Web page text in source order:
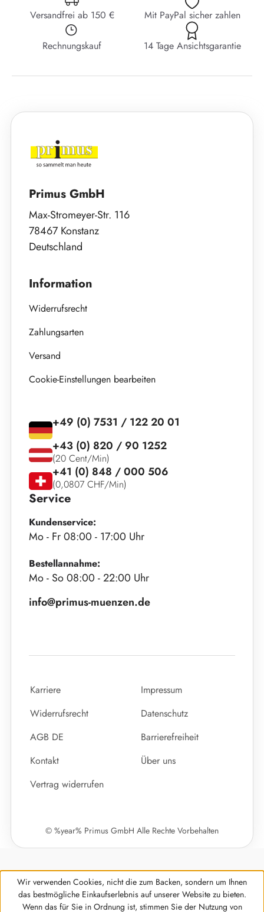
Versandfrei ab 150 € Mit PayPal sicher zahlen
Rechnungskauf 14 Tage Ansichtsgarantie
Primus GmbH
Max-Stromeyer-Str. 116
78467 Konstanz
Deutschland
Information
Widerrufsrecht
Zahlungsarten
Versand
Cookie-Einstellungen bearbeiten
Service
Kundenservice:
Mo - Fr 08:00 - 17:00 Uhr
Bestellannahme:
Mo - So 08:00 - 22:00 Uhr
info@primus-muenzen.de
+49 (0) 7531 / 122 20 01
+43 (0) 820 / 90 1252
(20 Cent/Min)
+41 (0) 848 / 000 506
(0,0807 CHF/Min)
Karriere
Impressum
Widerrufsrecht
Datenschutz
AGB DE
Barrierefreiheit
Kontakt
Über uns
Vertrag widerrufen
© %year% Primus GmbH Alle Rechte Vorbehalten
Wir verwenden Cookies, nicht die zum Backen, sondern um Ihnen
das bestmögliche Einkaufserlebnis auf unserer Website zu bieten.
Wenn das für Sie in Ordnung ist, stimmen Sie der Nutzung von